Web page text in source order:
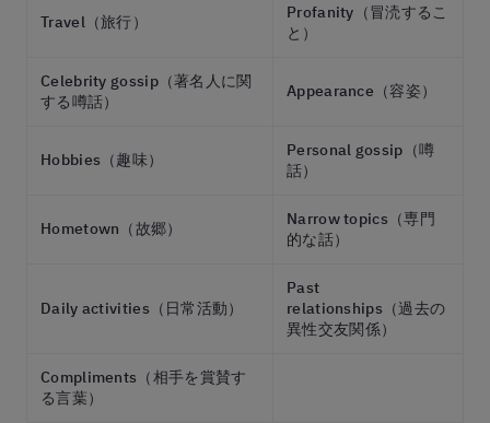
Travel（旅行）
Profanity（冒涜するこ
と）
Celebrity gossip（著名人に関
する噂話）
Appearance（容姿）
Hobbies（趣味）
Personal gossip（噂
話）
Hometown（故郷）
Narrow topics（専門
的な話）
Daily activities（日常活動）
Past
relationships（過去の
異性交友関係）
Compliments（相手を賞賛す
る言葉）